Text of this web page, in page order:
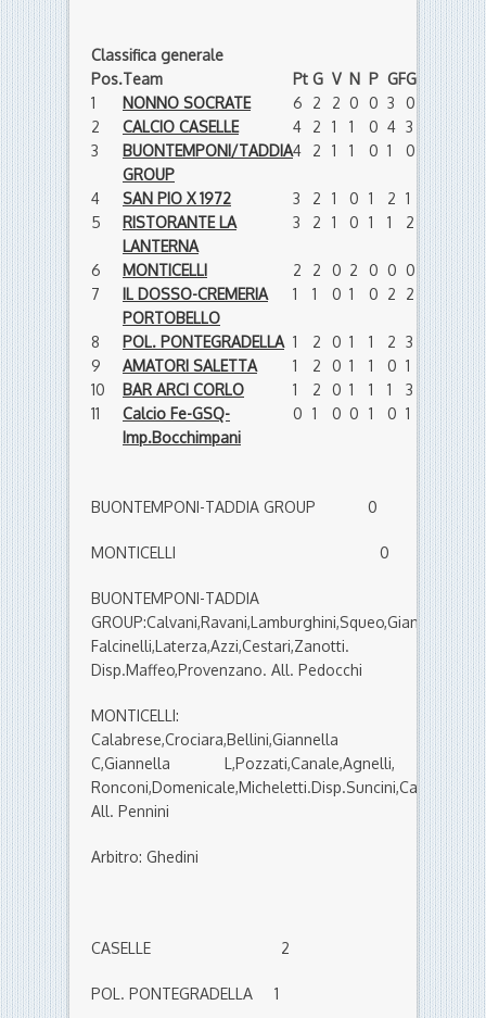
Classifica generale
Pos.Team Pt G V N P GFGS DR
1
NONNO SOCRATE 6 2 2 0 0 3 0
3
2
CALCIO CASELLE 4 2 1 1 0 4 3
1
3
BUONTEMPONI/TADDIA
GROUP
4 2 1 1 0 1 0 1
4 SAN PIO X 1972 3 2 1 0 1 2 1
1
5
RISTORANTE LA
LANTERNA
3 2 1 0 1 1 2 -1
6 MONTICELLI 2 2 0 2 0 0 0
0
7
IL DOSSO-CREMERIA
PORTOBELLO
1 1 0 1 0 2 2 0
8 POL. PONTEGRADELLA 1 2 0 1 1 2 3
-1
9
AMATORI SALETTA 1 2 0 1 1 0 1
-1
10
BAR ARCI CORLO 1 2 0 1 1 1 3
-2
11
Calcio Fe-GSQ-
Imp.Bocchimpani
0 1 0 0 1 0 1 -1
BUONTEMPONI-TADDIA GROUP 0
MONTICELLI 0
BUONTEMPONI-TADDIA
Falcinelli,Laterza,Azzi,Cestari,Zanotti.
Disp.Maffeo,Provenzano. All. Pedocchi
MONTICELLI:
Calabrese,Crociara,Bellini,Giannella
C,Giannella L,Pozzati,Canale,Agnelli,
All. Pennini
Arbitro: Ghedini
CASELLE 2
POL. PONTEGRADELLA 1